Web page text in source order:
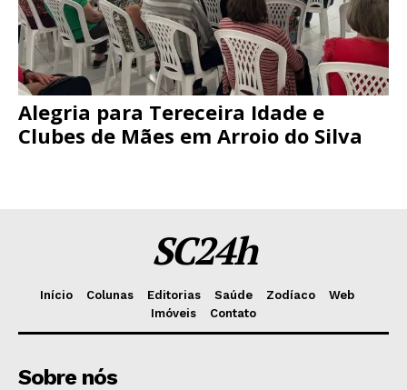
Alegria para Tereceira Idade e
Clubes de Mães em Arroio do Silva
SC24h
Início Colunas Editorias Saúde Zodíaco
Web
Imóveis
Contato
Sobre nós